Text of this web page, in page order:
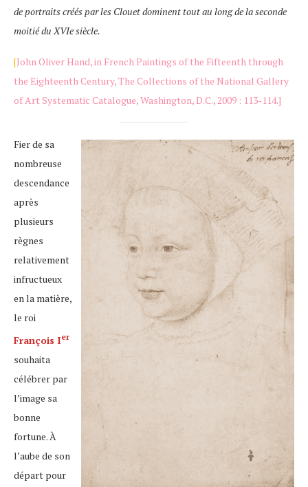
de portraits créés par les Clouet dominent tout au long de la seconde
moitié du XVIe siècle.
[John Oliver Hand, in French Paintings of the Fifteenth through
the Eighteenth Century, The Collections of the National Gallery
of Art Systematic Catalogue, Washington, D.C., 2009 : 113-114.]
Fier de sa
nombreuse
descendance
après
plusieurs
règnes
relativement
infructueux
en la matière,
le roi
François Ier
souhaita
célébrer par
l’image sa
bonne
fortune. À
l’aube de son
départ pour